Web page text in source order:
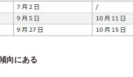
向にある